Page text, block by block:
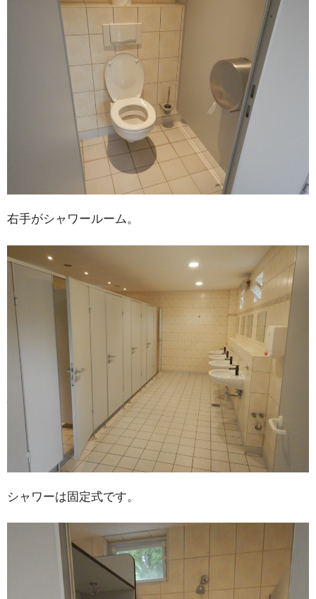
右手がシャワールーム。
シャワーは固定式です。